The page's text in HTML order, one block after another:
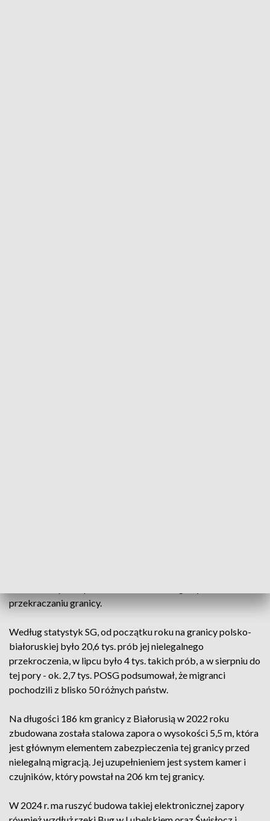
przekraczaniu granicy.
Według statystyk SG, od początku roku na granicy polsko-
białoruskiej było 20,6 tys. prób jej nielegalnego
przekroczenia, w lipcu było 4 tys. takich prób, a w sierpniu do
tej pory - ok. 2,7 tys. POSG podsumował, że migranci
pochodzili z blisko 50 różnych państw.
Na długości 186 km granicy z Białorusią w 2022 roku
zbudowana została stalowa zapora o wysokości 5,5 m, która
jest głównym elementem zabezpieczenia tej granicy przed
nielegalną migracją. Jej uzupełnieniem jest system kamer i
czujników, który powstał na 206 km tej granicy.
W 2024 r. ma ruszyć budowa takiej elektronicznej zapory